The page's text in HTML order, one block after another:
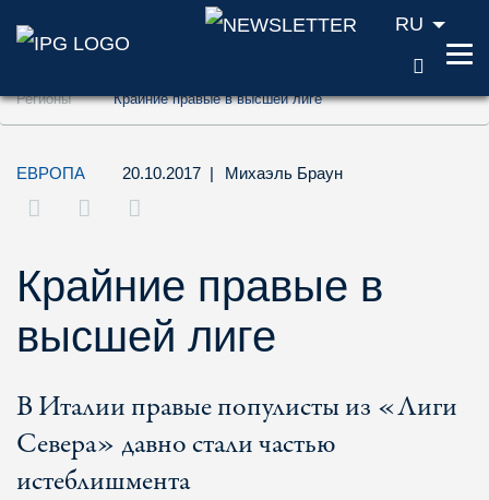
Перейти к содержанию (ключ доступа
Перейти к поиску (ключ доступа '2')
Перейти к навигации (ключ доступа '3')
RU
Регионы Крайние правые в высшей лиге
ЕВРОПА 20.10.2017 | Михаэль Браун
Крайние правые в
высшей лиге
В Италии правые популисты из «Лиги
Севера» давно стали частью
истеблишмента